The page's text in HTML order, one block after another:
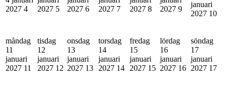
2027 4
2027 5
2027 6
2027 7
2027 8
2027 9
januari
2027 10
måndag
11
januari
2027 11
tisdag
12
januari
2027 12
onsdag
13
januari
2027 13
torsdag
14
januari
2027 14
fredag
15
januari
2027 15
lördag
16
januari
2027 16
söndag
17
januari
2027 17